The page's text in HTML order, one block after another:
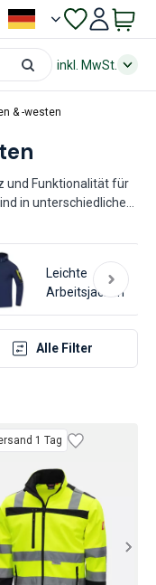
inkl. MwSt.
& -westen
und Funktionalität für
in unterschiedlichen
Mischgewebe
wie Atmungsaktivität,
bieten. Achten Sie
Arbeitsumgebung,
Bewegungsfreiheit.
und
um die
Leichte
Arbeitsjacken
Alle Filter
1 Tag